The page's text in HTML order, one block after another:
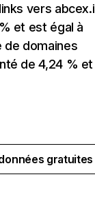
vers
et est égal à
de domaines
de 4,24 %